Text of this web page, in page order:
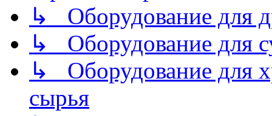
↳ Оборудование для
↳ Оборудование для
↳ Оборудование для
сырья